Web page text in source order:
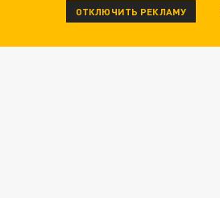
ОТКЛЮЧИТЬ РЕКЛАМУ